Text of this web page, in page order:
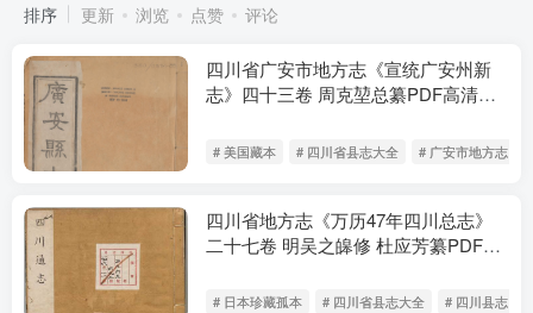
排序
更新 浏览 点赞 评论
四川省广安市地方志《宣统广安州新
志》四十三卷 周克堃总纂PDF高清影
# 美国藏本 # 四川省县志大全 # 广安市地方志
四川省地方志《万历47年四川总志》
二十七卷 明吴之皞修 杜应芳纂PDF电
# 日本珍藏孤本 # 四川省县志大全 # 四川县志